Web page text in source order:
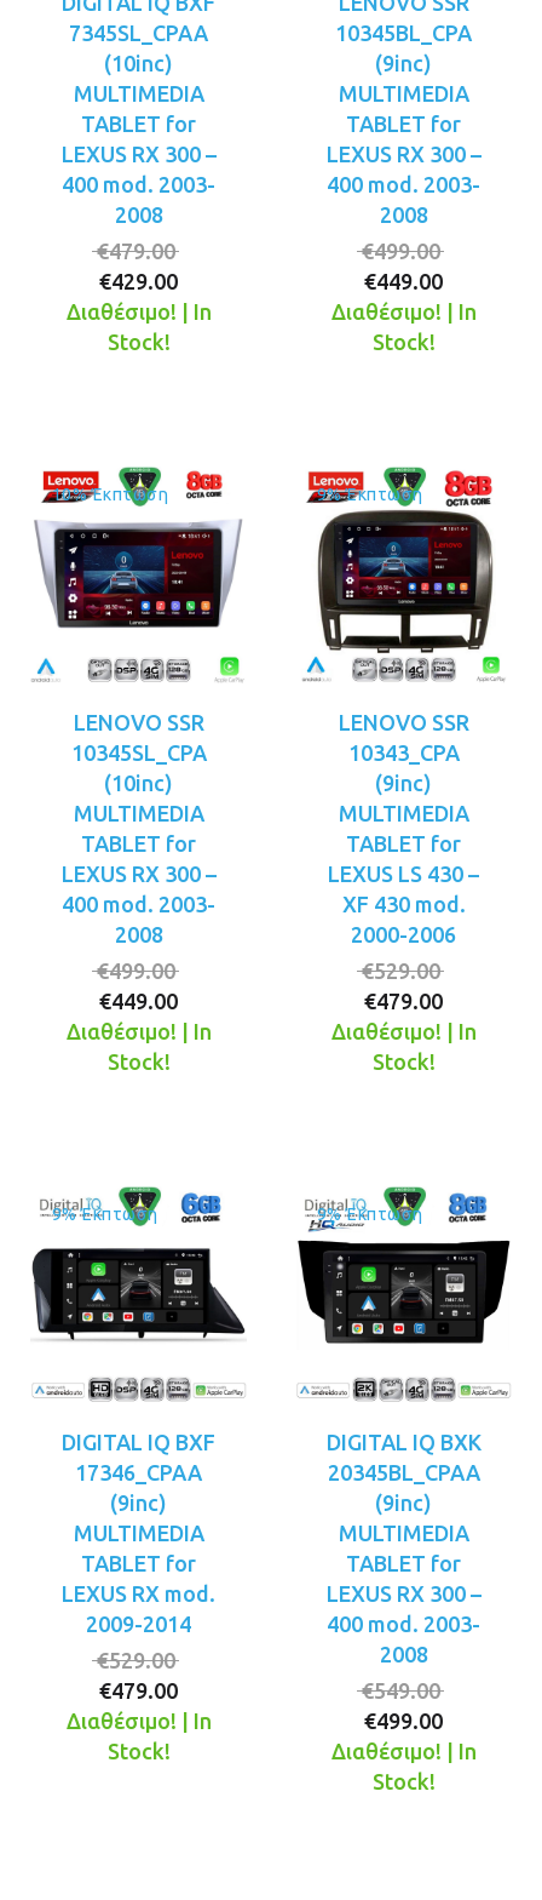
7345SL_CPAA
(10inc)
MULTIMEDIA
TABLET for
LEXUS RX 300 –
400 mod. 2003-
2008
€479.00
was:
€429.00
τρέχουσα
Διαθέσιμο! | In
Stock!
10345BL_CPA
(9inc)
MULTIMEDIA
TABLET for
LEXUS RX 300 –
400 mod. 2003-
2008
€499.00
was:
€449.00
Διαθέσιμο! | In
Stock!
10% Έκπτωση
LENOVO SSR
10345SL_CPA
(10inc)
MULTIMEDIA
TABLET for
LEXUS RX 300 –
400 mod. 2003-
2008
€499.00
was:
€449.00
τρέχουσα
Διαθέσιμο! | In
Stock!
9% Έκπτωση
LENOVO SSR
10343_CPA
(9inc)
MULTIMEDIA
TABLET for
LEXUS LS 430 –
XF 430 mod.
2000-2006
€529.00
was:
€479.00
Διαθέσιμο! | In
Stock!
9% Έκπτωση
DIGITAL IQ BXF
17346_CPAA
(9inc)
MULTIMEDIA
TABLET for
LEXUS RX mod.
2009-2014
€529.00
was:
€479.00
τρέχουσα
Διαθέσιμο! | In
Stock!
9% Έκπτωση
DIGITAL IQ BXK
20345BL_CPAA
(9inc)
MULTIMEDIA
TABLET for
LEXUS RX 300 –
400 mod. 2003-
2008
€549.00
was:
€499.00
Διαθέσιμο! | In
Stock!